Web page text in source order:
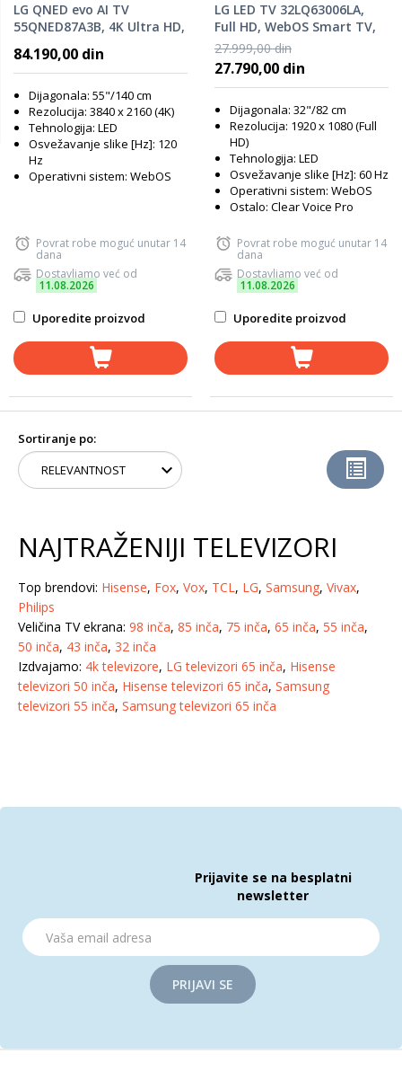
LG QNED evo AI TV
55QNED87A3B, 4K Ultra HD,
144Hz, α8 AI Processor 4K
Gen2, Dynamic Tone
Mapping, Magic remote
84.190,00 din
Dijagonala: 55"/140 cm
Rezolucija: 3840 x 2160 (4K)
Tehnologija: LED
Osvežavanje slike [Hz]: 120
Hz
Operativni sistem: WebOS
Povrat robe moguć unutar 14
dana
Dostavljamo već od
11.08.2026
Uporedite proizvod
LG LED TV 32LQ63006LA,
Full HD, WebOS Smart TV,
ThinQ AI, α5 AI Processor
4K Gen5, HDR10 Pro, Full HD
upscaler, Clear Voice Pro
27.999,00 din
27.790,00 din
Dijagonala: 32"/82 cm
Rezolucija: 1920 x 1080 (Full
HD)
Tehnologija: LED
Osvežavanje slike [Hz]: 60 Hz
Operativni sistem: WebOS
Ostalo: Clear Voice Pro
Povrat robe moguć unutar 14
dana
Dostavljamo već od
11.08.2026
Uporedite proizvod
Sortiranje po:
NAJTRAŽENIJI TELEVIZORI
Top brendovi: Hisense, Fox, Vox, TCL, LG, Samsung, Vivax,
Philips
Veličina TV ekrana: 98 inča, 85 inča, 75 inča, 65 inča, 55 inča,
50 inča, 43 inča, 32 inča
Izdvajamo: 4k televizore, LG televizori 65 inča, Hisense
televizori 50 inča, Hisense televizori 65 inča, Samsung
televizori 55 inča, Samsung televizori 65 inča
Prijavite se na besplatni
newsletter
PRIJAVI SE